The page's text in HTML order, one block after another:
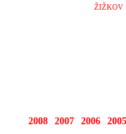
ŽIŽKOV
2008 2007 2006 2005